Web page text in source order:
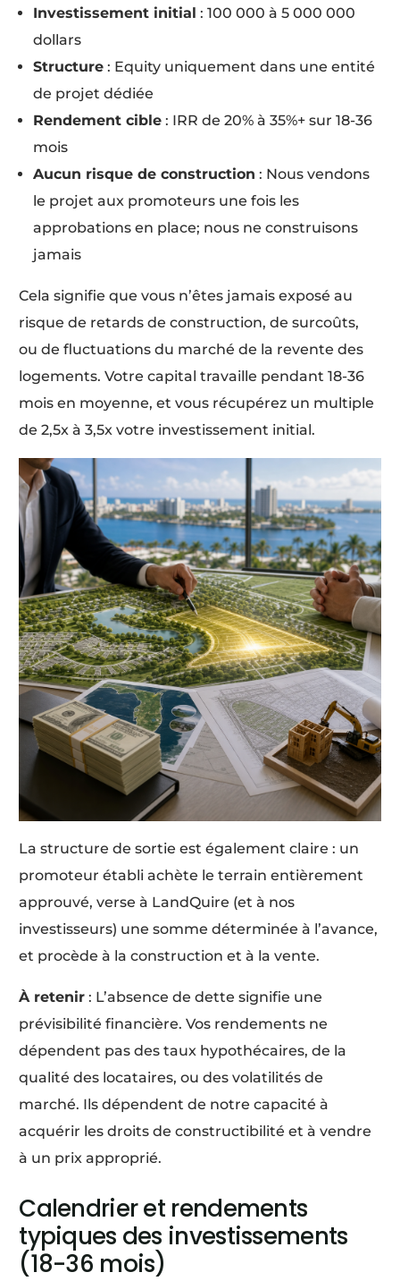
Investissement initial : 100 000 à 5 000 000
dollars
Structure : Equity uniquement dans une entité
de projet dédiée
Rendement cible : IRR de 20% à 35%+ sur 18-36
mois
Aucun risque de construction : Nous vendons
le projet aux promoteurs une fois les
approbations en place; nous ne construisons
jamais
Cela signifie que vous n’êtes jamais exposé au
risque de retards de construction, de surcoûts,
ou de fluctuations du marché de la revente des
logements. Votre capital travaille pendant 18-36
mois en moyenne, et vous récupérez un multiple
de 2,5x à 3,5x votre investissement initial.
La structure de sortie est également claire : un
promoteur établi achète le terrain entièrement
approuvé, verse à LandQuire (et à nos
investisseurs) une somme déterminée à l’avance,
et procède à la construction et à la vente.
À retenir : L’absence de dette signifie une
prévisibilité financière. Vos rendements ne
dépendent pas des taux hypothécaires, de la
qualité des locataires, ou des volatilités de
marché. Ils dépendent de notre capacité à
acquérir les droits de constructibilité et à vendre
à un prix approprié.
Calendrier et rendements
typiques des investissements
(18-36 mois)